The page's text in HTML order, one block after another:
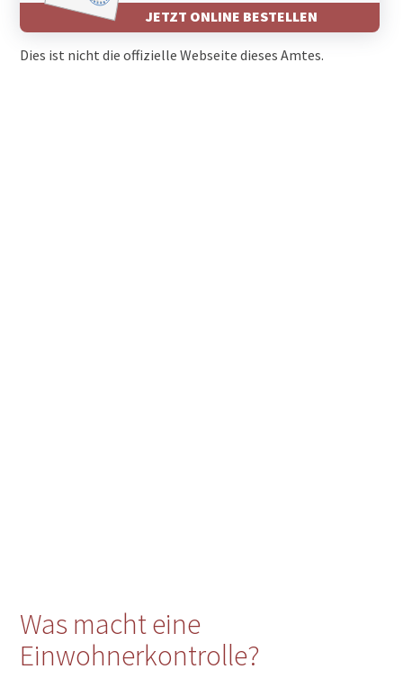
JETZT ONLINE BESTELLEN
Dies ist nicht die offizielle Webseite dieses Amtes.
Was macht eine
Einwohnerkontrolle?